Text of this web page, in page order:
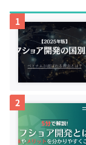
1
2